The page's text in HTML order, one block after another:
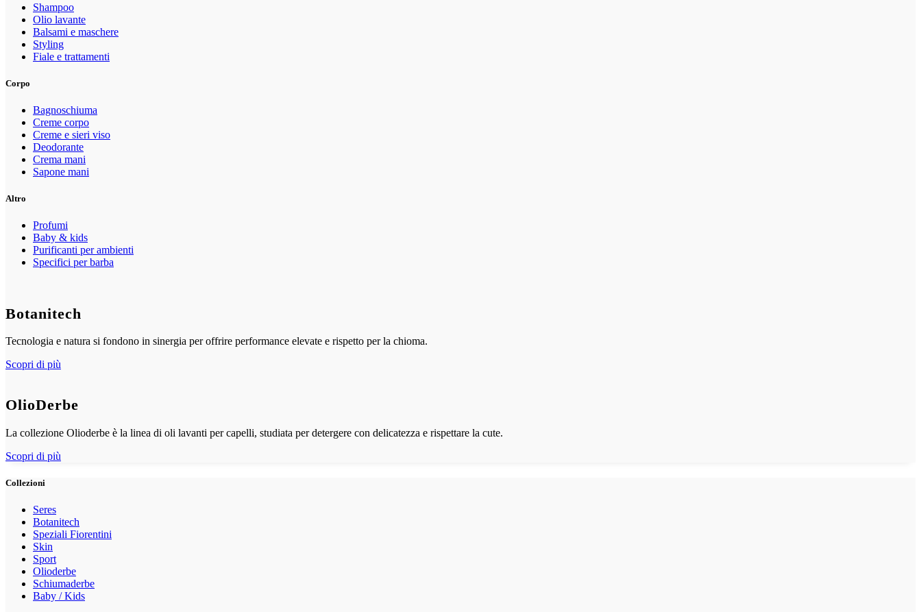
Shampoo
Olio lavante
Balsami e maschere
Styling
Fiale e trattamenti
Corpo
Bagnoschiuma
Creme corpo
Creme e sieri viso
Deodorante
Crema mani
Sapone mani
Altro
Profumi
Baby & kids
Purificanti per ambienti
Specifici per barba
Botanitech
Tecnologia e natura si fondono in sinergia per offrire performance elevate e rispetto per la chioma.
Scopri di più
OlioDerbe
La collezione Olioderbe è la linea di oli lavanti per capelli, studiata per detergere con delicatezza e rispettare la cute.
Scopri di più
Collezioni
Seres
Botanitech
Speziali Fiorentini
Skin
Sport
Olioderbe
Schiumaderbe
Baby / Kids